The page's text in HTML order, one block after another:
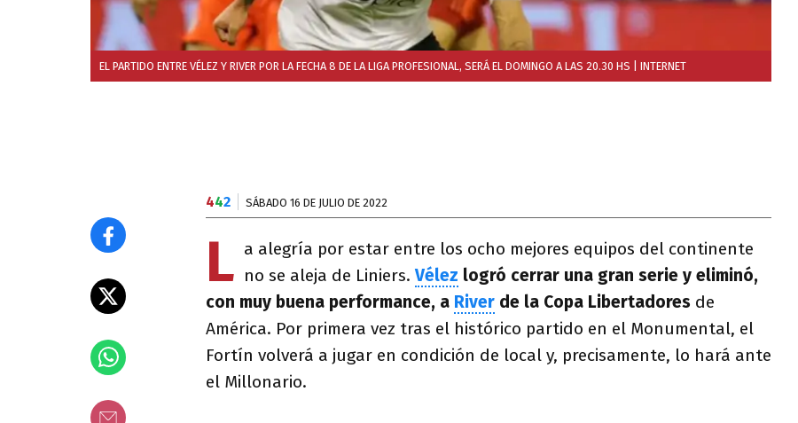
EL PARTIDO ENTRE VÉLEZ Y RIVER POR LA FECHA 8 DE LA LIGA PROFESIONAL, SERÁ EL DOMINGO A LAS 20.30 HS | INTERNET
442 SÁBADO 16 DE JULIO DE 2022
L a alegría por estar entre los ocho mejores equipos del continente
no se aleja de Liniers.Vélez logró cerrar una gran serie y eliminó,
con muy buena performance, a River de la Copa Libertadores de
América. Por primera vez tras el histórico partido en el Monumental, el
Fortín volverá a jugar en condición de local y, precisamente, lo hará ante
el Millonario.